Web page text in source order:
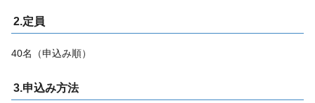
2.定員
40名（申込み順）
3.申込み方法